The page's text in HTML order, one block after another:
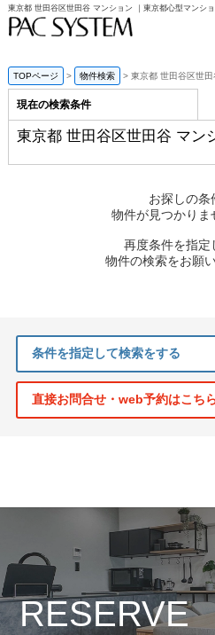
東京都 世田谷区世田谷 マンション ｜東京都心型マンシ
TOPページ 物件検索 東京都 世田谷区世
現在の検索条件
東京都 世田谷区世田谷 マン
お探しの条
物件が見つかりま
再度条件を指定
物件の検索をお願
条件を指定して検索をする
直接お問合せ・web予約はこち
RESERVE